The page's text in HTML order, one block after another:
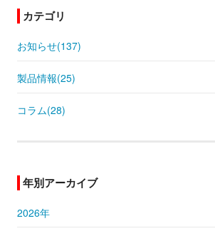
カテゴリ
お知らせ(137)
製品情報(25)
コラム(28)
年別アーカイブ
2026年